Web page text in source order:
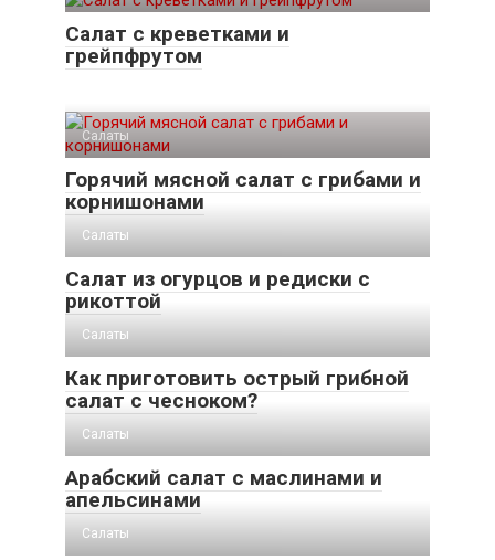
Салат с креветками и
грейпфрутом
Салаты
Горячий мясной салат с грибами и
корнишонами
Салаты
Салат из огурцов и редиски с
рикоттой
Салаты
Как приготовить острый грибной
салат с чесноком?
Салаты
Арабский салат с маслинами и
апельсинами
Салаты